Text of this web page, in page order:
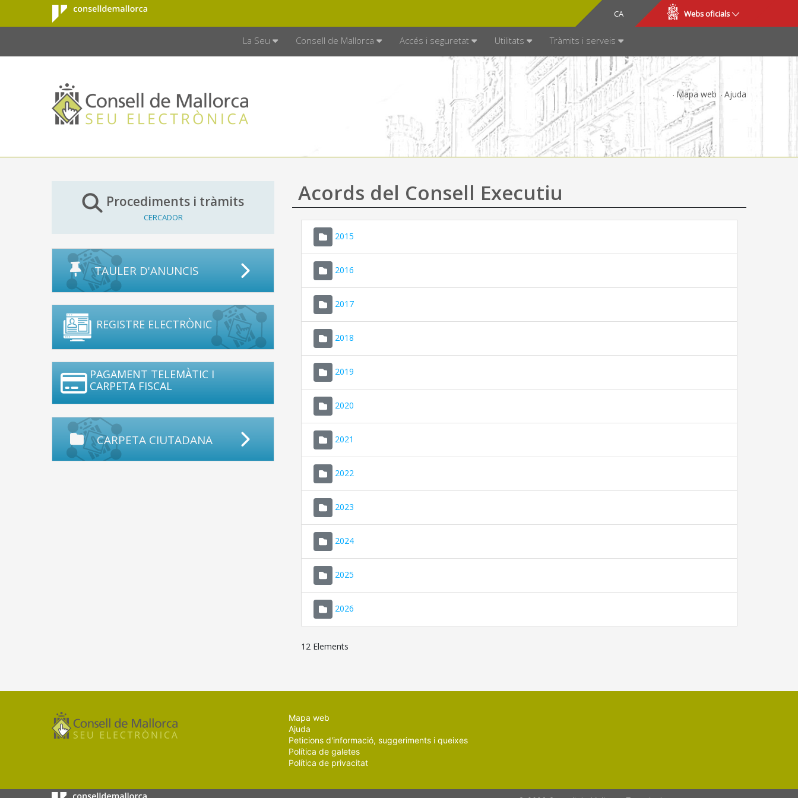
Salta al contingut principal
Consell de
Mallorca
CA
ES Webs oficials
La Seu Consell de Mallorca Accés i seguretat Utilitats Tràmits i serveis
Mapa web Ajuda
Procediments i tràmits
CERCADOR
TAULER D'ANUNCIS
REGISTRE ELECTRÒNIC
PAGAMENT TELEMÀTIC I
CARPETA FISCAL
CARPETA CIUTADANA
Acords del Consell Executiu
2015
2016
2017
2018
2019
2020
2021
2022
2023
2024
2025
2026
12 Elements
Mapa web
Ajuda
Peticions d'informació, suggeriments i queixes
Política de galetes
Política de privacitat